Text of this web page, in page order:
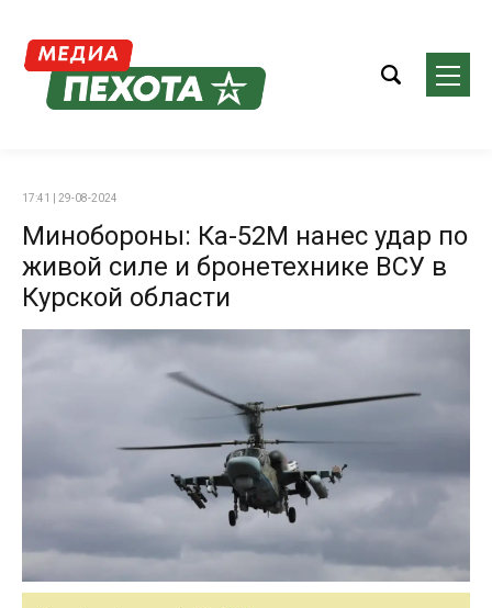
17:41 | 29-08-2024
Минобороны: Ка-52М нанес удар по
живой силе и бронетехнике ВСУ в
Курской области